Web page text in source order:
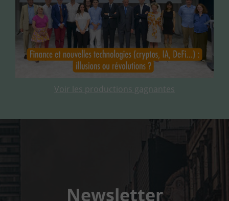
Voir les productions gagnantes
Newsletter